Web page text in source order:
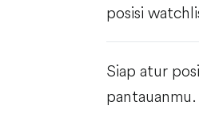
posisi
Siap atur
pantauanmu.